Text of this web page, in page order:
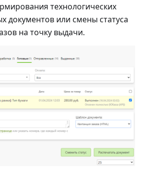
технологических
документов или смены статуса
на точку выдачи.